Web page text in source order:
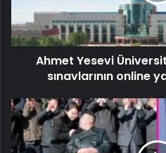
Ahmet Yesevi
sınavlarının online